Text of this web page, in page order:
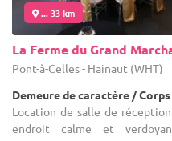
... 33 km
La Ferme du Grand
Pont-à-Celles - Hainaut (WHT)
Demeure de caractère /
Location de salle de
endroit calme et